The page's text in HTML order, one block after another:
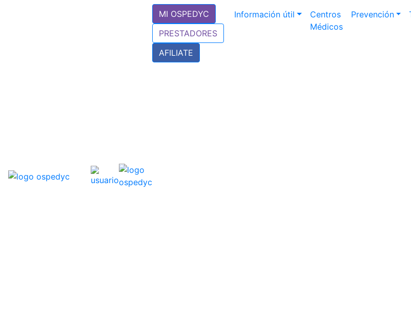
MI OSPEDYC
PRESTADORES
AFILIATE
Información útil
Centros
Médicos
Prevención